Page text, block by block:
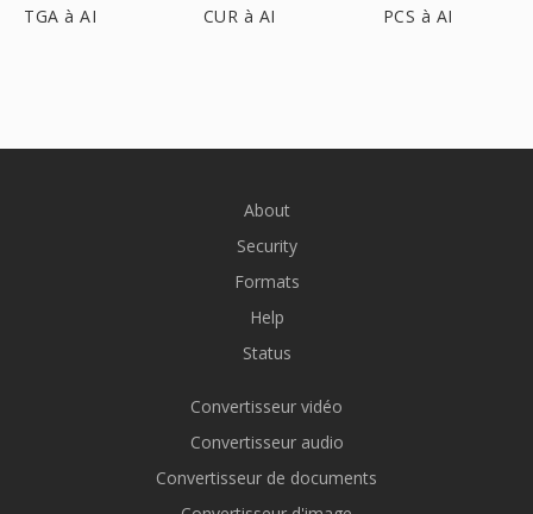
TGA à AI CUR à AI PCS à AI
About
Security
Formats
Help
Status
Convertisseur vidéo
Convertisseur audio
Convertisseur de documents